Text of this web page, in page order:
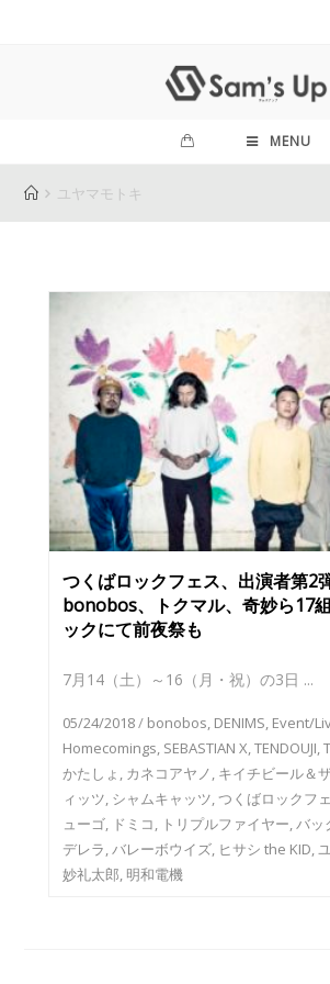
MENU
ユヤマモトキ
つくばロックフェス、出演者第2
bonobos、トクマル、奇妙ら17
ックにて前夜祭も
7月14（土）～16（月・祝）の3日 ...
05/24/2018/ bonobos, DENIMS, Event/
Homecomings, SEBASTIAN X,TENDOUJI,
かたしょ , カネコアヤノ, キイチビール＆
ィッツ, シャムキャッツ,つくばロックフ
ューゴ, ドミコ, トリプルファイヤー,バッ
デレラ,バレーボウイズ, ヒサシ the KID,
妙礼太郎, 明和電機